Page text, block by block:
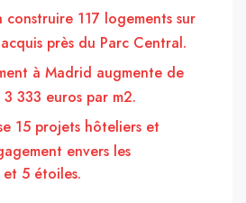
construire 117 logements sur
près du Parc Central.
à Madrid augmente de
333 euros par m2.
15 projets hôteliers et
envers les
et 5 étoiles.